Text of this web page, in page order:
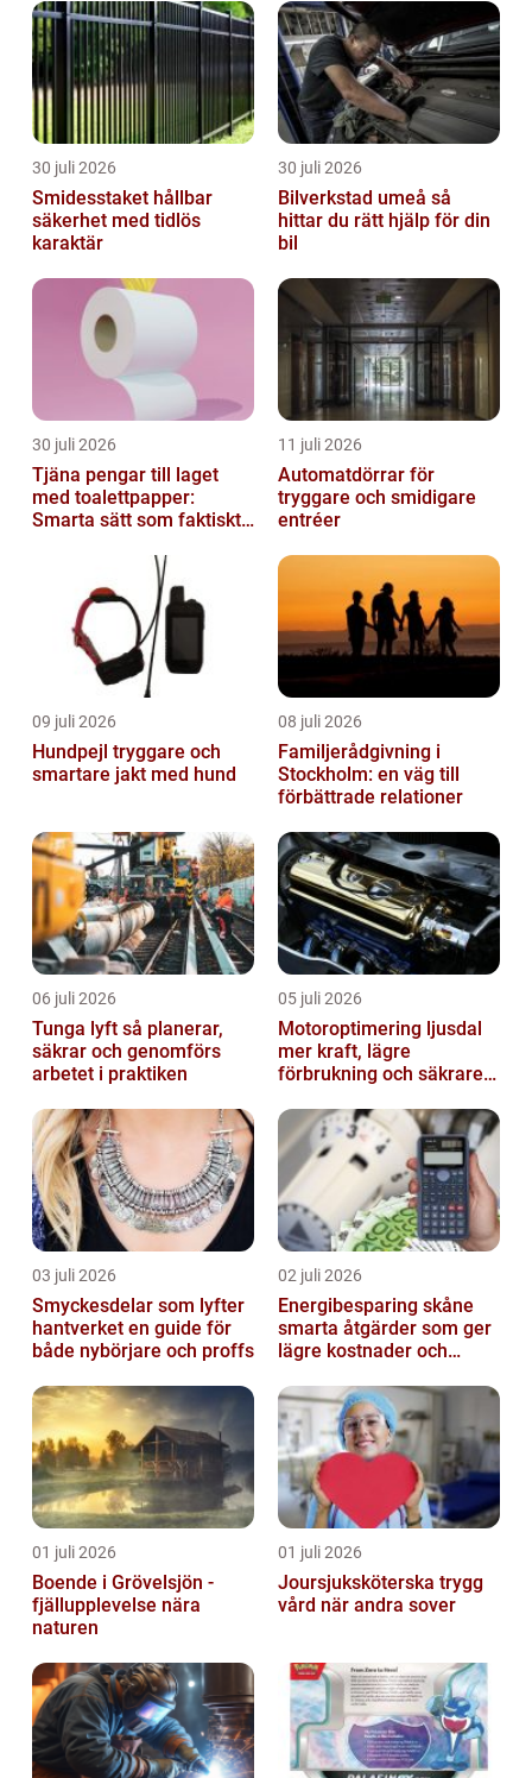
30 juli 2026
Smidesstaket hållbar
säkerhet med tidlös
karaktär
30 juli 2026
Bilverkstad umeå så
hittar du rätt hjälp för din
bil
30 juli 2026
Tjäna pengar till laget
med toalettpapper:
Smarta sätt som faktiskt
11 juli 2026
Automatdörrar för
tryggare och smidigare
entréer
09 juli 2026
Hundpejl tryggare och
smartare jakt med hund
08 juli 2026
Familjerådgivning i
Stockholm: en väg till
förbättrade relationer
06 juli 2026
Tunga lyft så planerar,
säkrar och genomförs
arbetet i praktiken
05 juli 2026
Motoroptimering ljusdal
mer kraft, lägre
förbrukning och säkrare
03 juli 2026
Smyckesdelar som lyfter
hantverket en guide för
både nybörjare och proffs
02 juli 2026
Energibesparing skåne
smarta åtgärder som ger
lägre kostnader och
01 juli 2026
Boende i Grövelsjön -
fjällupplevelse nära
naturen
01 juli 2026
Joursjuksköterska trygg
vård när andra sover